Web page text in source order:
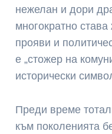
нежелан и дори
многократно
прояви и
е „стожер на
исторически
Преди време
към поколенията